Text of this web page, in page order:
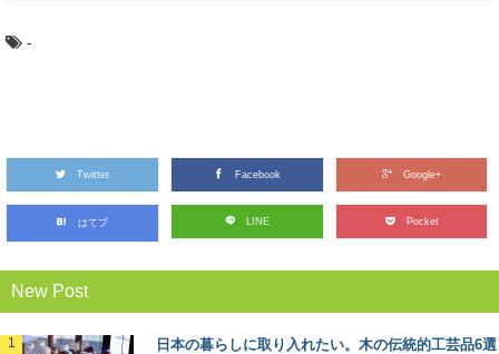
グ5選
林業の仕事ってどんなもの？ どんな人がはたらいている
の？ ふだんは見えない林業の世界に、未だ...
木材の「赤身」と「白太」って何？その違い
木材の部位には「赤身」と「白太」があるって聞いたこ
-
Twitter Facebook Google+
はてブ LINE Pocket
New Post
日本の暮らしに取り入れたい。木の伝統的工芸品6選